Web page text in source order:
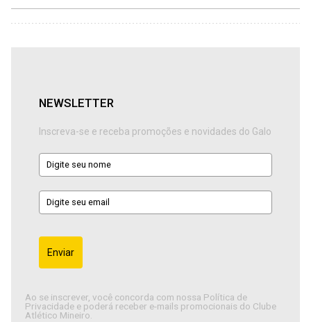
NEWSLETTER
Inscreva-se e receba promoções e novidades do Galo
Enviar
Ao se inscrever, você concorda com nossa Política de
Privacidade e poderá receber e-mails promocionais do Clube
Atlético Mineiro.